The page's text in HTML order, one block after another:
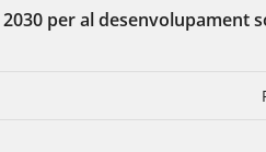
per al desenvolupament